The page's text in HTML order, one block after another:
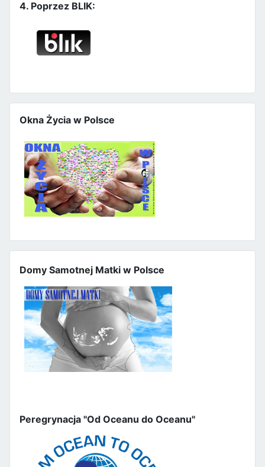
4. Poprzez BLIK:
Okna Życia w Polsce
Domy Samotnej Matki w Polsce
Peregrynacja "Od Oceanu do Oceanu"